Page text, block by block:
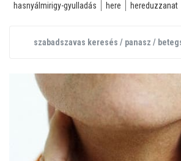
hasnyálmirigy-gyulladás
here hereduzzanat